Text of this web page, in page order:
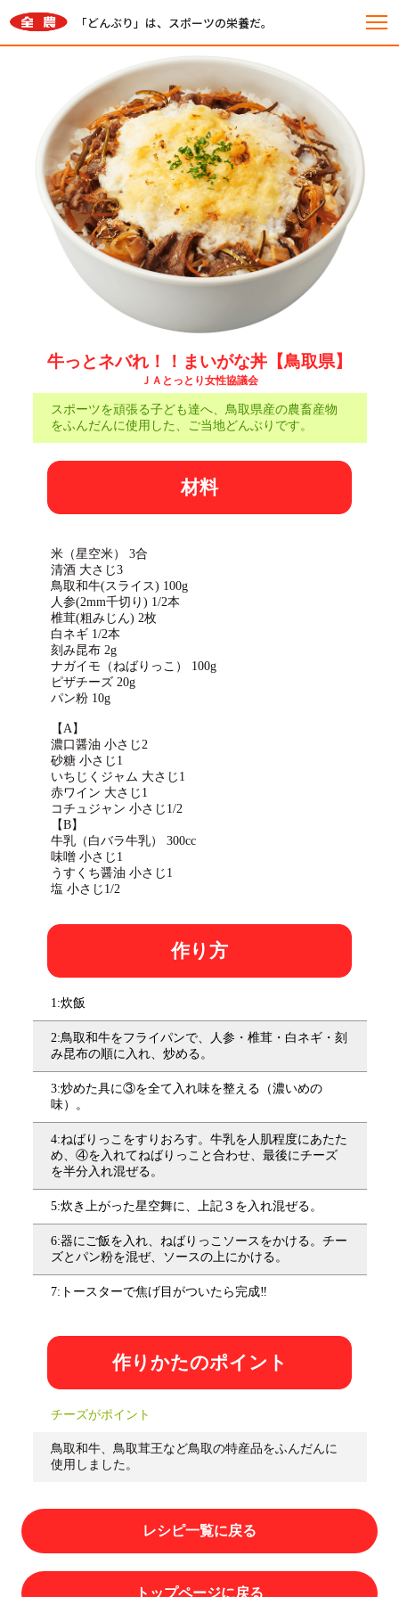
「どんぶり」は、スポーツの栄養だ。
牛っとネバれ！！まいがな丼 【鳥取県】
ＪＡとっとり女性協議会
スポーツを頑張る子ども達へ、鳥取県産の農畜産物
をふんだんに使用した、ご当地どんぶりです。
材料
米（星空米） 3合
清酒 大さじ3
鳥取和牛(スライス) 100g
人参(2mm千切り) 1/2本
椎茸(粗みじん) 2枚
白ネギ 1/2本
刻み昆布 2g
ナガイモ（ねばりっこ） 100g
ピザチーズ 20g
パン粉 10g
【A】
濃口醤油 小さじ2
砂糖 小さじ1
いちじくジャム 大さじ1
赤ワイン 大さじ1
コチュジャン 小さじ1/2
【B】
牛乳（白バラ牛乳） 300cc
味噌 小さじ1
うすくち醤油 小さじ1
塩 小さじ1/2
作り方
1:炊飯
2:鳥取和牛をフライパンで、人参・椎茸・白ネギ・刻
み昆布の順に入れ、炒める。
3:炒めた具に③を全て入れ味を整える（濃いめの
味）。
4:ねばりっこをすりおろす。牛乳を人肌程度にあたた
め、④を入れてねばりっこと合わせ、最後にチーズ
を半分入れ混ぜる。
5:炊き上がった星空舞に、上記３を入れ混ぜる。
6:器にご飯を入れ、ねばりっこソースをかける。チー
ズとパン粉を混ぜ、ソースの上にかける。
7:トースターで焦げ目がついたら完成‼
作りかたのポイント
チーズがポイント
鳥取和牛、鳥取茸王など鳥取の特産品をふんだんに
使用しました。
レシピ一覧に戻る
トップページに戻る